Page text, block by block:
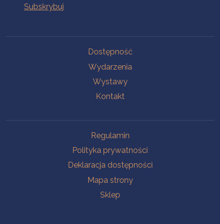
Dostępność
Wydarzenia
Wystawy
Kontakt
Regulamin
Polityka prywatności
Deklaracja dostępności
Mapa strony
Sklep